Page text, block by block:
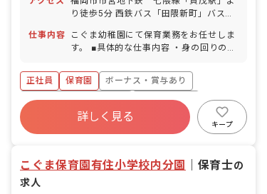
経過後に年次有給として10日付与 ■産前
産後・育児休暇（取得率100％・復帰率
100％）
り徒歩5分 西鉄バス「田隈新町」バス停
車通勤可（駐車場代自己負担、無料駐輪
場完備）
仕事内容
こぐま幼稚園にて保育業務をお任せしま
す。 ■具体的な仕事内容 ・身の回りのお
齢に合わせた成長を援助
正社員 保育園
ボーナス・賞与あり
寮・住宅・家賃補助あり
社会保険完備
福利厚生充実
退職金制度
詳しく見る
キープ
こぐま保育園有住小学校内分園 保育士の
求人